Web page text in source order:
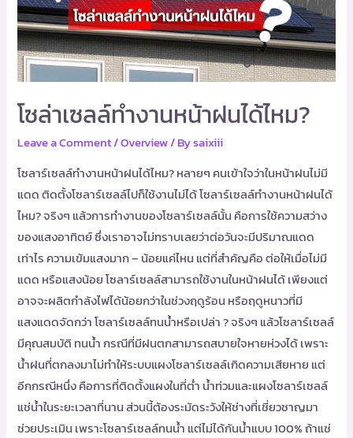
โซล่าเซลล์ทำงานหน้าฝนได้ไหม?
Leave a Comment/Overview/ Bysaixiii
โซลาร์เซลล์ทำงานหน้าฝนได้ไหม? หลายๆ คนเข้าใจว่าในหน้าฝนไม่มี
แดด ติดตั้งโซลาร์เซลล์ไปก็ใช้งานไม่ได้ โซลาร์เซลล์ทำงานหน้าฝนได้
ไหม? จริงๆ แล้วการทำงานของโซลาร์เซลล์นั้น คือการใช้ความสว่าง
ของแสงอาทิตย์ ซึ่งเราอาจไม่ทราบเลยว่าต่อวันจะมีปริมาณแดด
เท่าไร ความเข้มแสงมาก – น้อยแค่ไหน แต่ที่สำคัญคือ ต่อให้เมื่อไม่มี
แดด หรือแสงน้อย โซลาร์เซลล์สามารถใช้งานในหน้าฝนได้ เพียงแต่
อาจจะผลิตกำลังไฟได้น้อยกว่าในช่วงฤดูร้อน หรือฤดูหนาวที่มี
แสงแดดจัดกว่า โซลาร์เซลล์ทนน้ำหรือเปล่า ? จริงๆ แล้วโซลาร์เซลล์
มีคุณสมบัติ ทนน้ำ กรณีที่มีฝนตกสามารถสบายใจหายห่วงได้ เพราะ
น้ำฝนที่ตกลงมาไม่ทำให้ระบบแผงโซลาร์เซลล์เกิดความเสียหาย แต่
อีกกรณีหนึ่ง คือการที่ติดตั้งแผงในที่ต่ำ น้ำท่วมและแผงโซลาร์เซลล์
แช่น้ำในระยะเวลาที่นาน ส่วนนี้ต้องระมัดระวังให้ช่างที่เชี่ยวชาญมา
ช่วยประเมิน เพราะโซลาร์เซลล์ทนน้ำ แต่ไม่ได้กันน้ำแบบ 100% ถ้าแช่
หน้า
ฝน
ได้
ไหม?